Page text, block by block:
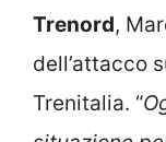
Trenord,
dell’attacco
Trenitalia. “